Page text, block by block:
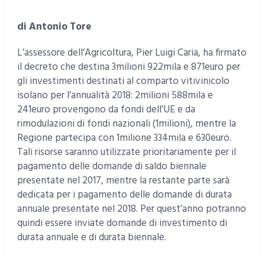
di Antonio Tore
L’assessore dell’Agricoltura, Pier Luigi Caria, ha firmato
il decreto che destina 3milioni 922mila e 871euro per
gli investimenti destinati al comparto vitivinicolo
isolano per l’annualità 2018: 2milioni 588mila e
241euro provengono da fondi dell’UE e da
rimodulazioni di fondi nazionali (1milioni), mentre la
Regione partecipa con 1milione 334mila e 630euro.
Tali risorse saranno utilizzate prioritariamente per il
pagamento delle domande di saldo biennale
presentate nel 2017, mentre la restante parte sarà
dedicata per i pagamento delle domande di durata
annuale presentate nel 2018. Per quest’anno potranno
quindi essere inviate domande di investimento di
durata annuale e di durata biennale.